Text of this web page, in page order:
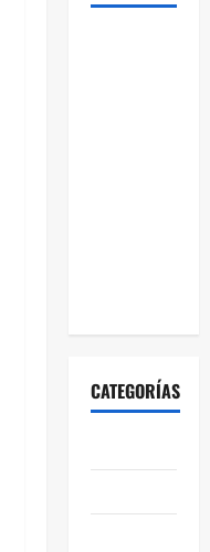
CATEGORÍAS